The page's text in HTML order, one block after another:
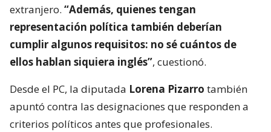
extranjero. “Además, quienes tengan
representación política también deberían
cumplir algunos requisitos: no sé cuántos de
ellos hablan siquiera inglés”, cuestionó.
Desde el PC, la diputada Lorena Pizarro también
apuntó contra las designaciones que responden a
criterios políticos antes que profesionales.